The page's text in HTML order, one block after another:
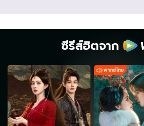
ซีรีส์ฮิตจาก